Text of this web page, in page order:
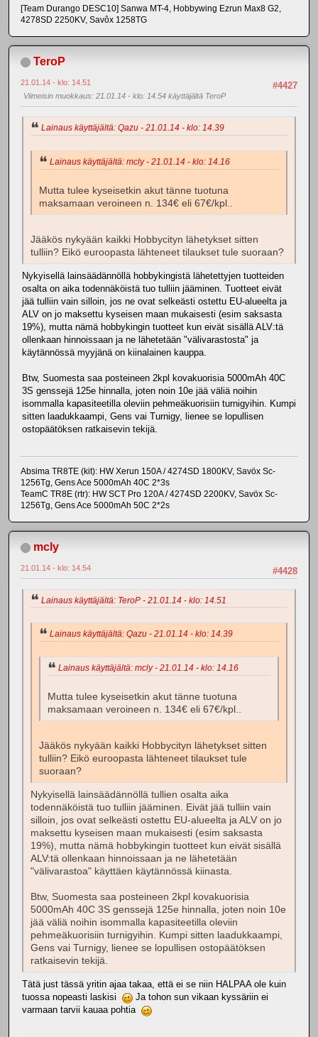
[Team Durango DESC10] Sanwa MT-4, Hobbywing Ezrun Max8 G2,
4278SD 2250KV, Savôx 1258TG
TeroP
#4427
21.01.14 - klo: 14.51
Viimeisin muokkaus: 21.01.14 - klo: 14.54 käyttäjältä TeroP
Lainaus käyttäjältä: Qazu - 21.01.14 - klo: 14.39
Lainaus käyttäjältä: mcly - 21.01.14 - klo: 14.16
Mutta tulee kyseisetkin akut tänne tuotuna
maksamaan veroineen n. 134€ eli 67€/kpl..
Jääkös nykyään kaikki Hobbycityn lähetykset sitten
tulliin? Eikö euroopasta lähteneet tilaukset tule suoraan?
Nykyisellä lainsäädännöllä hobbykingistä lähetettyjen tuotteiden
osalta on aika todennäköistä tuo tulliin jääminen. Tuotteet eivät
jää tulliin vain silloin, jos ne ovat selkeästi ostettu EU-alueelta ja
ALV on jo maksettu kyseisen maan mukaisesti (esim saksasta
19%), mutta nämä hobbykingin tuotteet kun eivät sisällä ALV:tä
ollenkaan hinnoissaan ja ne lähetetään "välivarastosta" ja
käytännössä myyjänä on kiinalainen kauppa.
Btw, Suomesta saa posteineen 2kpl kovakuorisia 5000mAh 40C
3S genssejä 125e hinnalla, joten noin 10e jää väliä noihin
isommalla kapasiteetilla oleviin pehmeäkuorisiin turnigyihin. Kumpi
sitten laadukkaampi, Gens vai Turnigy, lienee se lopullisen
ostopäätöksen ratkaisevin tekijä.
Absima TR8TE (kit): HW Xerun 150A / 4274SD 1800KV, Savöx Sc-
1256Tg, Gens Ace 5000mAh 40C 2*3s
TeamC TR8E (rtr): HW SCT Pro 120A / 4274SD 2200KV, Savöx Sc-
1256Tg, Gens Ace 5000mAh 50C 2*2s
mcly
#4428
21.01.14 - klo: 14.54
Lainaus käyttäjältä: TeroP - 21.01.14 - klo: 14.51
Lainaus käyttäjältä: Qazu - 21.01.14 - klo: 14.39
Lainaus käyttäjältä: mcly - 21.01.14 - klo: 14.16
Mutta tulee kyseisetkin akut tänne tuotuna
maksamaan veroineen n. 134€ eli 67€/kpl..
Jääkös nykyään kaikki Hobbycityn lähetykset sitten
tulliin? Eikö euroopasta lähteneet tilaukset tule
suoraan?
Nykyisellä lainsäädännöllä tullien osalta aika
todennäköistä tuo tulliin jääminen. Eivät jää tulliin vain
silloin, jos ovat selkeästi ostettu EU-alueelta ja ALV on jo
maksettu kyseisen maan mukaisesti (esim saksasta
19%), mutta nämä hobbykingin tuotteet kun eivät sisällä
ALV:tä ollenkaan hinnoissaan ja ne lähetetään
"välivarastoa" käyttäen käytännössä kiinasta.
Btw, Suomesta saa posteineen 2kpl kovakuorisia
5000mAh 40C 3S genssejä 125e hinnalla, joten noin 10e
jää väliä noihin isommalla kapasiteetilla oleviin
pehmeäkuorisiin turnigyihin. Kumpi sitten laadukkaampi,
Gens vai Turnigy, lienee se lopullisen ostopäätöksen
ratkaisevin tekijä.
Tätä just tässä yritin ajaa takaa, että ei se niin HALPAA ole kuin
tuossa nopeasti laskisi
Ja tohon sun vikaan kyssäriin ei
varmaan tarvii kauaa pohtia